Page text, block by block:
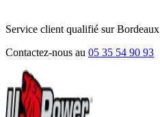
Service client qualifié sur Bordeaux
Contactez-nous au 05 35 54 90 93